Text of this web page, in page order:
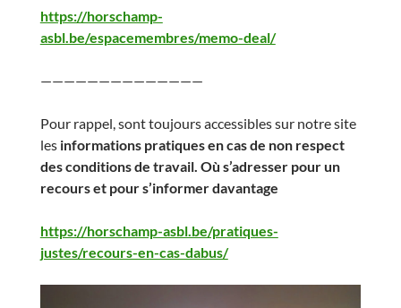
https://horschamp-
asbl.be/espacemembres/memo-deal/
——————————————
Pour rappel, sont toujours accessibles sur notre site
les informations pratiques en cas de non respect
des conditions de travail. Où s’adresser pour un
recours et pour s’informer davantage
https://horschamp-asbl.be/pratiques-
justes/recours-en-cas-dabus/